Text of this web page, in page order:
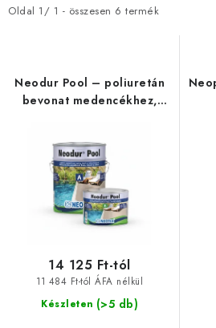
m
e
Oldal 1 / 1 - összesen 6 termék
m
e
Neodur Pool – poliuretán
bevonat medencékhez,
Készleten (>5 db)
11 484 Ft-tól ÁFA nélkül
14 125 Ft-tól